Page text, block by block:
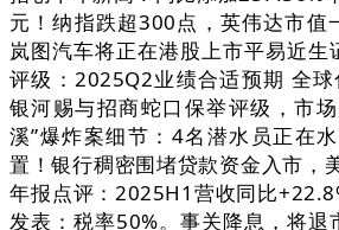
元！纳指跌超300点，英伟达市值
岚图汽车将正在港股上市平易近生
评级：2025Q2业绩合适预期 全
银河赐与招商蛇口保举评级，市
溪”爆炸案细节：4名潜水员正在
置！银行稠密围堵贷款资金入市，
年报点评：2025H1营收同比
发表：税率50%。事关降息，将退